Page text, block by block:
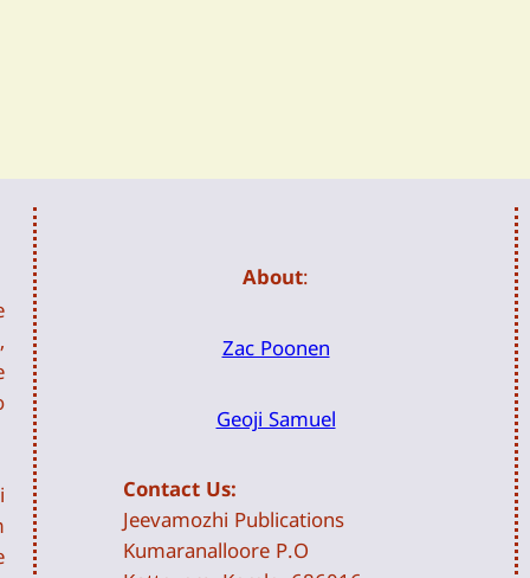
About:
Zac Poonen
Geoji Samuel
Contact Us:
Jeevamozhi Publications
Kumaranalloore P.O